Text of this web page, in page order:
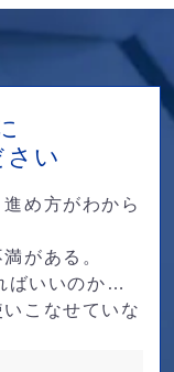
い
め方がわから
がある。
ばいいのか…
こなせていな